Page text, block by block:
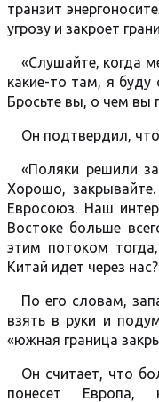
транзит
угрозу и закроет
«Слушайте, когда
какие-то там, я буду
Бросьте вы, о чем вы
Он подтвердил,
«Поляки решили
Хорошо,
Евросоюз. Наш
Востоке больше
этим потоком
Китай идет через
По его словам,
взять в руки и
«южная граница
Он считает, что
понесет Европа,